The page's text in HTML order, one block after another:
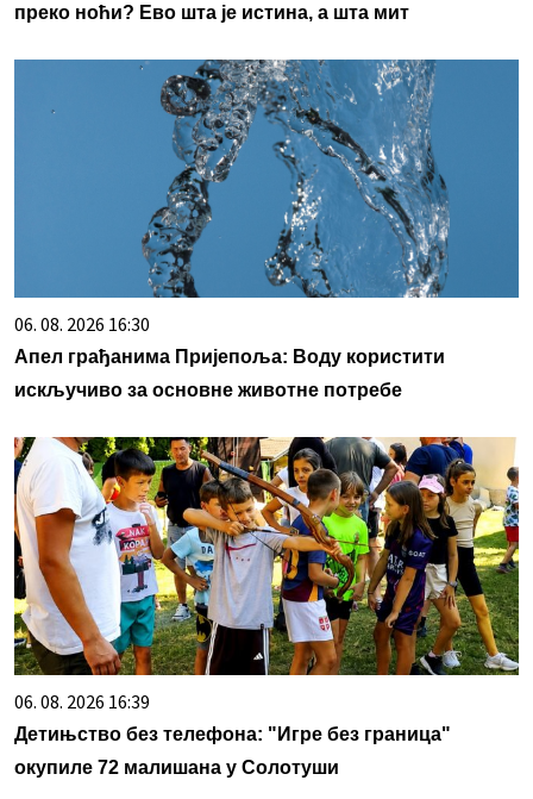
преко ноћи? Ево шта је истина, а шта мит
06. 08. 2026 16:30
Апел грађанима Пријепоља: Воду користити
искључиво за основне животне потребе
06. 08. 2026 16:39
Детињство без телефона: "Игре без граница"
окупиле 72 малишана у Солотуши